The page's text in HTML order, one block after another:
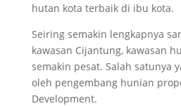
hutan kota terbaik di ibu kota.
Seiring semakin lengkapnya
kawasan Cijantung, kawasan
semakin pesat. Salah satunya
oleh pengembang hunian
Development.